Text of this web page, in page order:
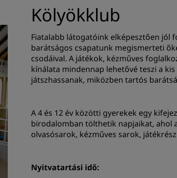
Kölyökklub
Fiatalabb látogatóink elképesztően jól
barátságos csapatunk megismerteti
csodáival. A játékok, kézműves
kínálata mindennap lehetővé teszi a
játszhassanak, miközben tartós
A 4 és 12 év közötti gyerekek egy
birodalomban tölthetik napjaikat, ahol
olvasósarok, kézműves sarok,
Nyitvatartási idő: